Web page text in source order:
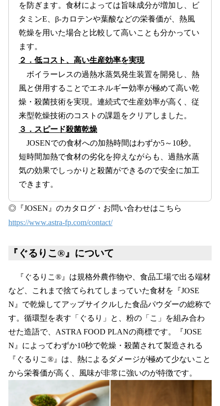
を防ぎます。食材によっては旨味成分が増加し、ビ
タミンE、β-カロテンや葉酸などの栄養価が、熱風
乾燥を用いた場合と比較して高いことも分かってい
ます。
２．低コスト、高い生産効率を実現
ボイラーレスの過熱水蒸気発生装置を開発し、熱
風と併用することでエネルギー効率が極めて高い乾
燥・殺菌技術を実現。連続式で生産効率が高く、従
来型乾燥技術のコストの課題をクリアしました。
３．スピード殺菌乾燥
JOSENでの食材への加熱時間はわずか5～10秒。
短時間加熱で食材の劣化を抑えながらも、過熱水蒸
気の効果でしっかりと殺菌ができるので安全に加工
できます。
◎『JOSEN』のカタログ・お問い合わせはこちら
https://www.astra-fp.com/contact/
『ぐるりこ®』について
『ぐるりこ®』は規格外農作物や、食品工場で出る端材
など、これまで捨てられてしまっていた食材を『JOSE
N』で乾燥してアップサイクルした食品パウダーの総称で
す。循環型を表す「ぐるり」と、粉の「こ」を組み合わ
せた造語で、ASTRA FOOD PLANの商標です。『JOSE
N』によってわずか10秒で乾燥・殺菌されて製造される
『ぐるりこ®』は、熱によるダメージが極めて少ないこと
から栄養価が高く、風味が非常に強いのが特徴です。